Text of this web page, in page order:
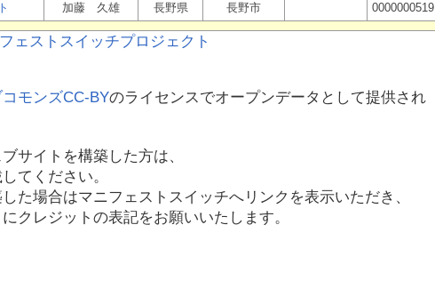
加藤 久雄 長野県 長野市 0000000519
モンズCC-BYのライセンスでオープンデータとして提供され
サイトを構築した方は、
てください。
た場合はマニフェストスイッチへリンクを表示いただき、
クレジットの表記をお願いいたします。